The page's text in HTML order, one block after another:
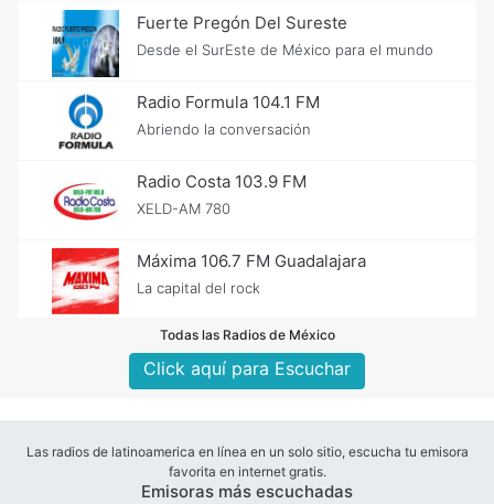
Fuerte Pregón Del Sureste
Desde el SurEste de México para el mundo
Radio Formula 104.1 FM
Abriendo la conversación
Radio Costa 103.9 FM
XELD-AM 780
Máxima 106.7 FM Guadalajara
La capital del rock
Todas las Radios de México
Click aquí para Escuchar
Las radios de latinoamerica en línea en un solo sitio, escucha tu emisora
favorita en internet gratis.
Emisoras más escuchadas